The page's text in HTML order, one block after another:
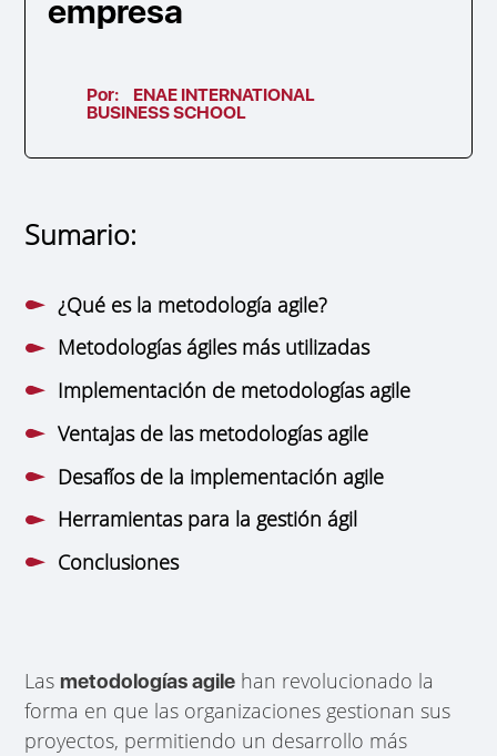
empresa
Por:
ENAE INTERNATIONAL
BUSINESS SCHOOL
Sumario:
¿Qué es la metodología agile?
Metodologías ágiles más utilizadas
Implementación de metodologías agile
Ventajas de las metodologías agile
Desafíos de la implementación agile
Herramientas para la gestión ágil
Conclusiones
Lasmetodologías agile han revolucionado la
forma en que las organizaciones gestionan sus
proyectos, permitiendo un desarrollo más